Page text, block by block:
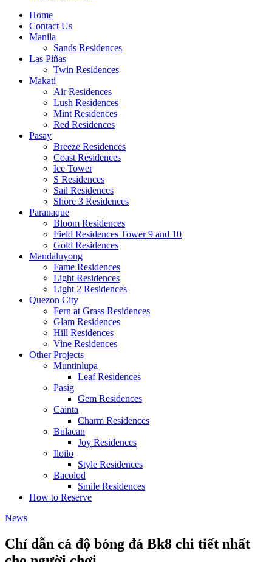
Home
Contact Us
Manila
Sands Residences
Las Piñas
Twin Residences
Makati
Air Residences
Lush Residences
Mint Residences
Red Residences
Pasay
Breeze Residences
Coast Residences
Ice Tower
S Residences
Sail Residences
Shore 3 Residences
Paranaque
Bloom Residences
Field Residences Tower 9 and 10
Gold Residences
Mandaluyong
Fame Residences
Light Residences
Light 2 Residences
Quezon City
Fern at Grass Residences
Glam Residences
Hill Residences
Vine Residences
Other Projects
Muntinlupa
Leaf Residences
Pasig
Gem Residences
Cainta
Charm Residences
Bulacan
Joy Residences
Iloilo
Style Residences
Bacolod
Smile Residences
How to Reserve
News
Chỉ dẫn cá độ bóng đá Bk8 chi tiết nhất